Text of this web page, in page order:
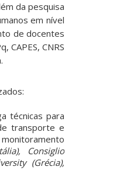
da pesquisa
em nível
de docentes
CAPES, CNRS
técnicas para
transporte e
Consiglio
(Grécia),